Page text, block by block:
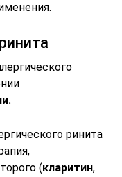
ринита
(кларитин,